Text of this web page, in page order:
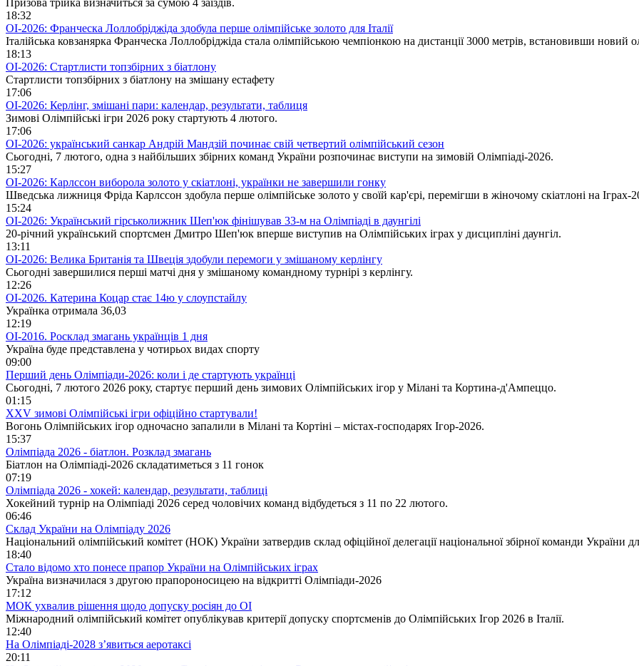
Призова трійка визначиться за сумою 4 заїздів.
18:32
ОІ-2026: Франческа Лоллобріджіда здобула перше олімпійське золото для Італії
Італійська ковзанярка Франческа Лоллобріджіда стала олімпійською чемпіонкою на дистанції 3000 метрів, встановивши новий
18:13
ОІ-2026: Стартлисти топзбірних з біатлону
Стартлисти топзбірних з біатлону на змішану естафету
17:06
ОІ-2026: Керлінг, змішані пари: календар, результати, таблиця
Зимові Олімпійські ігри 2026 року стартують 4 лютого.
17:06
ОІ-2026: український санкар Андрій Мандзій починає свій четвертий олімпійський сезон
Сьогодні, 7 лютого, одна з найбільших збірних команд України розпочинає виступи на зимовій Олімпіаді-2026.
15:27
ОІ-2026: Карлссон виборола золото у скіатлоні, українки не завершили гонку
Шведська лижниця Фріда Карлссон здобула перше олімпійське золото у своїй кар'єрі, перемігши в жіночому скіатлоні на Іграх-
15:24
ОІ-2026: Український гірськолижник Шеп'юк фінішував 33-м на Олімпіаді в даунгілі
20-річний український спортсмен Дмитро Шеп'юк вперше виступив на Олімпійських іграх у дисципліні даунгіл.
13:11
ОІ-2026: Велика Британія та Швеція здобули перемоги у змішаному керлінгу
Сьогодні завершилися перші матчі дня у змішаному командному турнірі з керлінгу.
12:26
ОІ-2026. Катерина Коцар стає 14ю у слоупстайлу
Українка отримала 36,03
12:19
ОІ-2016. Росклад змагань українців 1 дня
Україна буде представлена у чотирьох видах спорту
09:00
Перший день Олімпіади-2026: коли і де стартують українці
Сьогодні, 7 лютого 2026 року, стартує перший день зимових Олімпійських ігор у Мілані та Кортина-д'Ампеццо.
01:15
XXV зимові Олімпійські ігри офіційно стартували!
Вогонь Олімпійських ігор одночасно запалили в Мілані та Кортіні – містах-господарях Ігор-2026.
15:37
Олімпіада 2026 - біатлон. Розклад змагань
Біатлон на Олімпіаді-2026 складатиметься з 11 гонок
07:19
Олімпіада 2026 - хокей: календар, результати, таблиці
Хокейний турнір на Олімпіаді 2026 серед чоловічих команд відбудеться з 11 по 22 лютого.
06:46
Склад України на Олімпіаду 2026
Національний олімпійський комітет (НОК) України затвердив склад офіційної делегації національної збірної команди України
18:40
Стало відомо хто понесе прапор України на Олімпійських іграх
Україна визначилася з другою прапороносицею на відкритті Олімпіади-2026
17:12
МОК ухвалив рішення щодо допуску росіян до ОІ
Міжнародний олімпійський комітет опублікував критерії допуску спортсменів до Олімпійських Ігор 2026 в Італії.
12:40
На Олімпіаді-2028 з’явиться аеротаксі
20:11